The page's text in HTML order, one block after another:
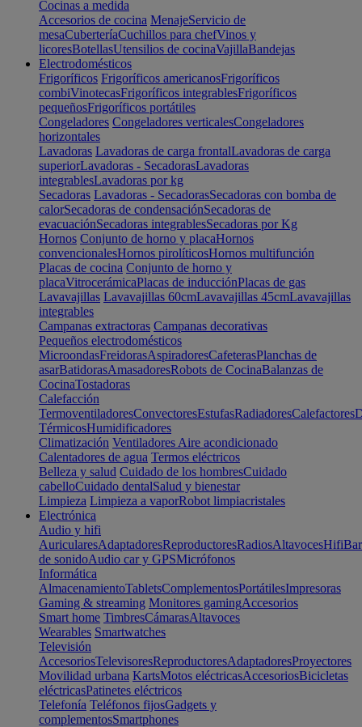
Cocinas a medida
Accesorios de cocina MenajeServicio de
mesaCuberteríaCuchillos para chefVinos y
licoresBotellasUtensilios de cocinaVajillaBandejas
Electrodomésticos
Frigoríficos Frigoríficos americanosFrigoríficos
combiVinotecasFrigoríficos integrablesFrigoríficos
pequeñosFrigoríficos portátiles
Congeladores Congeladores verticalesCongeladores
horizontales
Lavadoras Lavadoras de carga frontalLavadoras de carga
superiorLavadoras - SecadorasLavadoras
integrablesLavadoras por kg
Secadoras Lavadoras - SecadorasSecadoras con bomba de
calorSecadoras de condensaciónSecadoras de
evacuaciónSecadoras integrablesSecadoras por Kg
Hornos Conjunto de horno y placaHornos
convencionalesHornos pirolíticosHornos multifunción
Placas de cocina Conjunto de horno y
placaVitrocerámicaPlacas de inducciónPlacas de gas
Lavavajillas Lavavajillas 60cmLavavajillas 45cmLavavajillas
integrables
Campanas extractoras Campanas decorativas
Pequeños electrodomésticos
MicroondasFreidorasAspiradoresCafeterasPlanchas de
asarBatidorasAmasadoresRobots de CocinaBalanzas de
CocinaTostadoras
Calefacción
TermoventiladoresConvectoresEstufasRadiadoresCalefactores
TérmicosHumidificadores
Climatización Ventiladores Aire acondicionado
Calentadores de agua Termos eléctricos
Belleza y salud Cuidado de los hombresCuidado
cabelloCuidado dentalSalud y bienestar
Limpieza Limpieza a vaporRobot limpiacristales
Electrónica
Audio y hifi
AuricularesAdaptadoresReproductoresRadiosAltavocesHifi
de sonidoAudio car y GPSMicrófonos
Informática
AlmacenamientoTabletsComplementosPortátilesImpresoras
Gaming & streaming Monitores gamingAccesorios
Smart home TimbresCámarasAltavoces
Wearables Smartwatches
Televisión
AccesoriosTelevisoresReproductoresAdaptadoresProyectores
Movilidad urbana KartsMotos eléctricasAccesoriosBicicletas
eléctricasPatinetes eléctricos
Telefonía Teléfonos fijosGadgets y
complementosSmartphones